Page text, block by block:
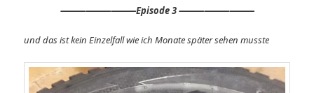
⸻⸻⸻Episode 3 ⸻⸻⸻
und das ist kein Einzelfall wie ich Monate später sehen musste